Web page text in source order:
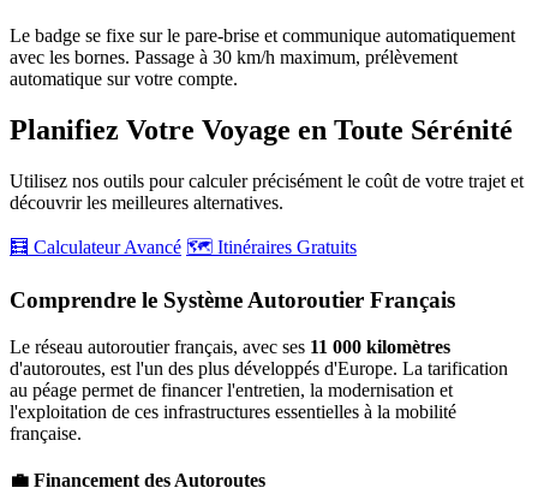
Le badge se fixe sur le pare-brise et communique automatiquement
avec les bornes. Passage à 30 km/h maximum, prélèvement
automatique sur votre compte.
Planifiez Votre Voyage en Toute Sérénité
Utilisez nos outils pour calculer précisément le coût de votre trajet et
découvrir les meilleures alternatives.
🧮 Calculateur Avancé 🗺️ Itinéraires Gratuits
Comprendre le Système Autoroutier Français
Le réseau autoroutier français, avec ses 11 000 kilomètres
d'autoroutes, est l'un des plus développés d'Europe. La tarification
au péage permet de financer l'entretien, la modernisation et
l'exploitation de ces infrastructures essentielles à la mobilité
française.
💼 Financement des Autoroutes